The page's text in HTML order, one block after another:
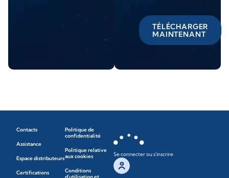
TÉLÉCHARGER
MAINTENANT
Contacts
Assistance
Espace distributeurs
Certifications
Politique de
confidentialité
Politique relative
aux cookies
Conditions
Se connecter ou s'inscrire